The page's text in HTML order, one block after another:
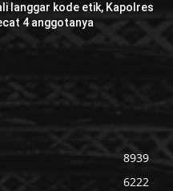
langgar kode etik, Kapolres
4 anggotanya
8939
6222